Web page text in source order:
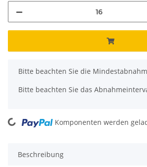
x
Bitte beachten Sie die
Bitte beachten Sie das
Loading... Komponenten werden
Beschreibung